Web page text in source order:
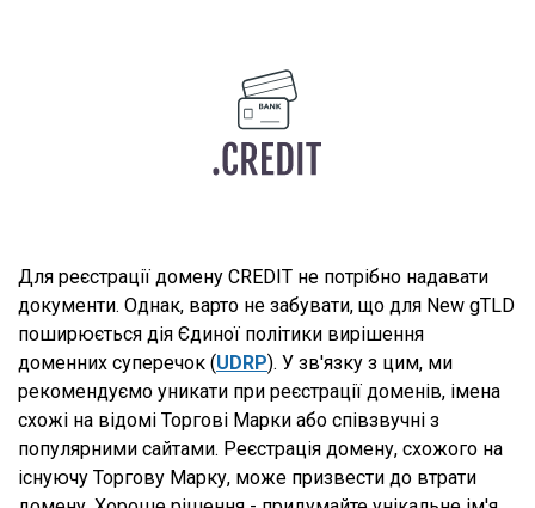
Для реєстрації домену CREDIT не потрібно надавати
документи. Однак, варто не забувати, що для New gTLD
поширюється дія Єдиної політики вирішення
доменних суперечок (UDRP). У зв'язку з цим, ми
рекомендуємо уникати при реєстрації доменів, імена
схожі на відомі Торгові Марки або співзвучні з
популярними сайтами. Реєстрація домену, схожого на
існуючу Торгову Марку, може призвести до втрати